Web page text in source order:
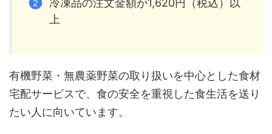
冷凍品の注文金額が1,620円（税込）以
上
有機野菜・無農薬野菜の取り扱いを中心とした食材
宅配サービスで、食の安全を重視した食生活を送り
たい人に向いています。